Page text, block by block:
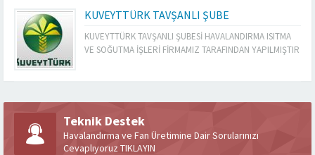
KUVEYTTÜRK TAVŞANLI ŞUBE
KUVEYTTÜRK TAVŞANLI ŞUBESİ HAVALANDIRMA ISITMA
VE SOĞUTMA İŞLERİ FİRMAMIZ TARAFINDAN YAPILMIŞTIR
Teknik Destek
Havalandırma ve Fan Üretimine Dair Sorularınızı
Cevaplıyoruz TIKLAYIN